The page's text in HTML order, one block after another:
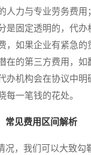
人力与专业劳务费用
是固定透明的，代办
，如果企业有紧急
在的第三方费用，如
办机构会在协议中明
每一笔钱的花处。
常见费用区间解析
，我们可以大致勾